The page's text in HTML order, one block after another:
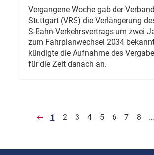
Vergangene Woche gab der
Stuttgart (VRS) die Verlängerung
S-Bahn-Verkehrsvertrags um zwei
zum Fahrplanwechsel 2034
kündigte die Aufnahme des
für die Zeit danach an.
1 2 3 4 5 6 7 8 …